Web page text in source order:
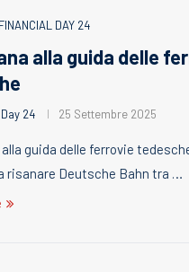
FINANCIAL DAY 24
alla guida delle
24 25 Settembre 2025
alla guida delle ferrovie
risanare Deutsche Bahn tra …